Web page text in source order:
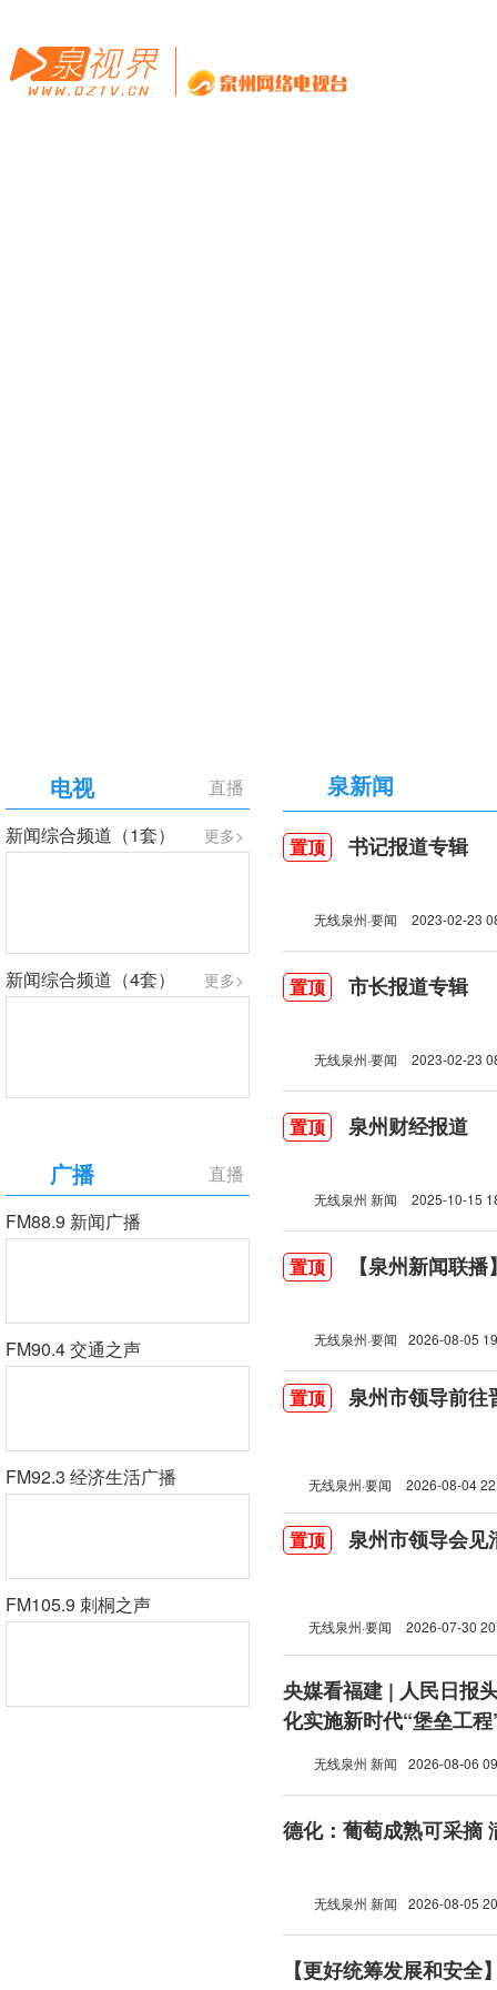
直播
电视
更多>
新闻综合频道（1套）
更多>
新闻综合频道（4套）
直播
广播
FM88.9 新闻广播
FM90.4 交通之声
FM92.3 经济生活广播
FM105.9 刺桐之声
泉新闻
置顶 书记报道专辑
无线泉州·要闻 2023-02-23
置顶 市长报道专辑
无线泉州·要闻 2023-02-23
置顶 泉州财经报道
无线泉州 新闻 2025-10-15
置顶 【泉州新闻联
无线泉州·要闻 2026-08-05
置顶 泉州市领导前往
无线泉州·要闻 2026-08-04
置顶 泉州市领导会见
无线泉州·要闻 2026-07-30
央媒看福建 | 人民日报
化实施新时代“堡垒工程
无线泉州 新闻 2026-08-06
德化：葡萄成熟可采摘
无线泉州 新闻 2026-08-05
【更好统筹发展和安全